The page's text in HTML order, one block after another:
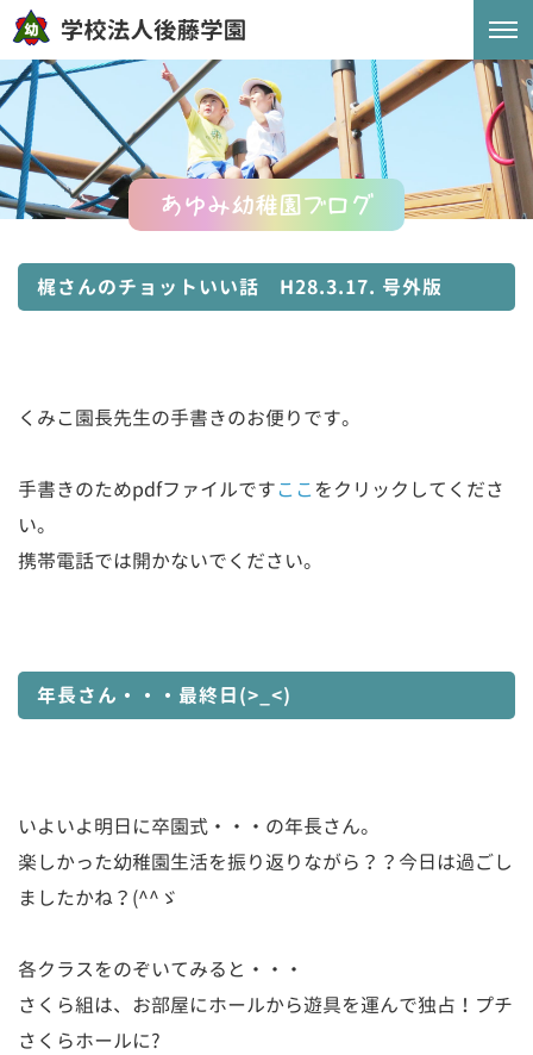
あゆみ幼稚園ブログ
梶さんのチョットいい話 H28.3.17. 号外版
くみこ園長先生の手書きのお便りです。
手書きのためpdfファイルですここをクリックしてくださ
い。
携帯電話では開かないでください。
年長さん・・・最終日(>_<)
いよいよ明日に卒園式・・・の年長さん。
楽しかった幼稚園生活を振り返りながら？？今日は過ごし
ましたかね？(^^ゞ
各クラスをのぞいてみると・・・
さくら組は、お部屋にホールから遊具を運んで独占！プチ
さくらホールに?